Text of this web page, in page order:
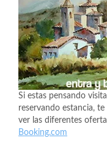
Si estas pensando
reservando estancia,
ver las diferentes
Booking.com